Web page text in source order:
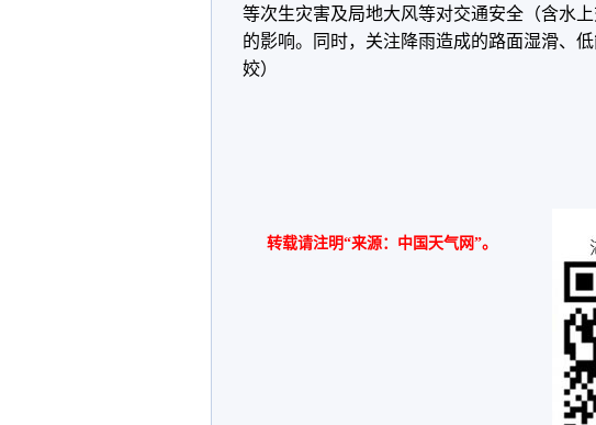
等次生灾害及局地大风等对交通安全（含水
的影响。同时，关注降雨造成的路面湿滑、
姣）
转载请注明“来源：中国天气网”。